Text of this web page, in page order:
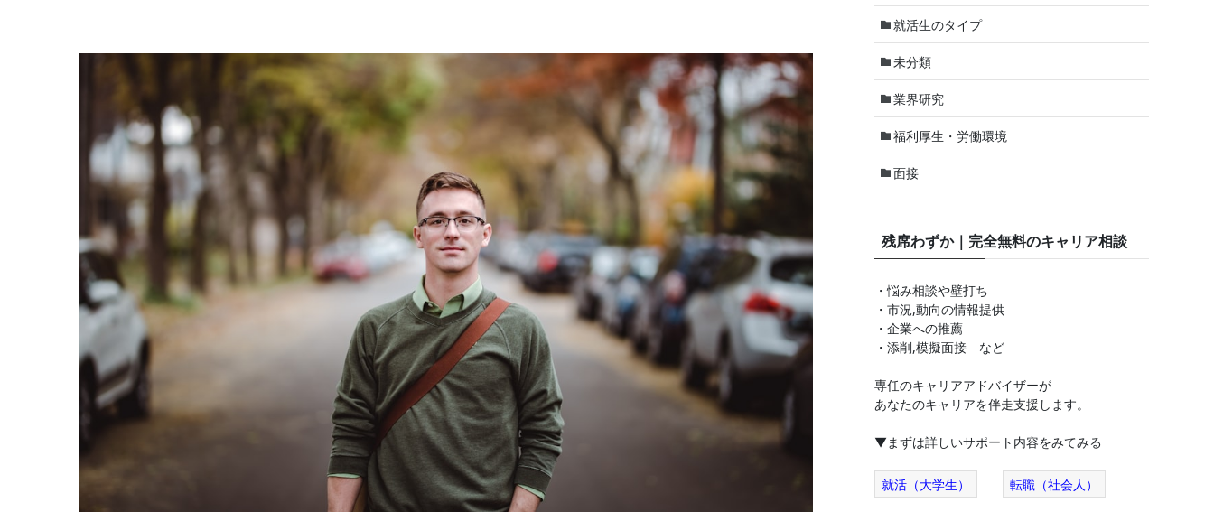
就活生のタイプ
未分類
業界研究
福利厚生・労働環境
面接
残席わずか｜完全無料のキャリア相談
・悩み相談や壁打ち
・市況,動向の情報提供
・企業への推薦
・添削,模擬面接 など
専任のキャリアアドバイザーが
あなたのキャリアを伴走支援します。
──────────────────
▼まずは詳しいサポート内容をみてみる
就活（大学生） 転職（社会人）